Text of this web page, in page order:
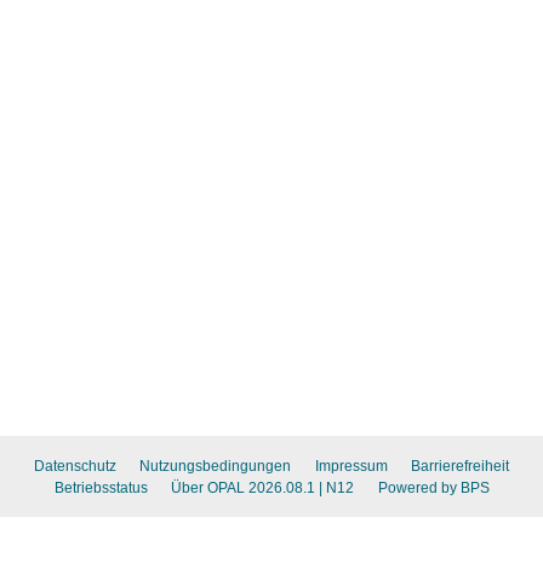
Datenschutz Nutzungsbedingungen Impressum
Barrierefreiheit
Betriebsstatus
Über OPAL 2026.08.1 | N12 Powered by BPS